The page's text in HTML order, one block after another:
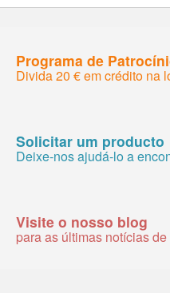
Programa de
Divida 20 € em crédito na
Solicitar um producto
Deixe-nos ajudá-lo a
Visite o nosso blog
para as últimas notícias